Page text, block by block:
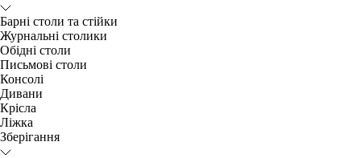
Барні столи та стійки
Журнальні столики
Обідні столи
Письмові столи
Консолі
Дивани
Крісла
Ліжка
Зберігання